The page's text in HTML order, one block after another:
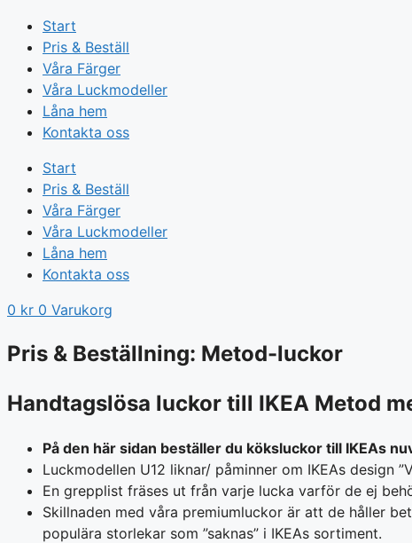
Start
Pris & Beställ
Våra Färger
Våra Luckmodeller
Låna hem
Kontakta oss
Start
Pris & Beställ
Våra Färger
Våra Luckmodeller
Låna hem
Kontakta oss
0 kr 0 Varukorg
Pris & Beställning: Metod-luckor
Handtagslösa luckor till IKEA Metod
På den här sidan beställer du köksluckor till IKEAs
Luckmodellen U12 liknar/ påminner om IKEAs design
En grepplist fräses ut från varje lucka varför de ej
Skillnaden med våra premiumluckor är att de håller
populära storlekar som ”saknas” i IKEAs sortiment.